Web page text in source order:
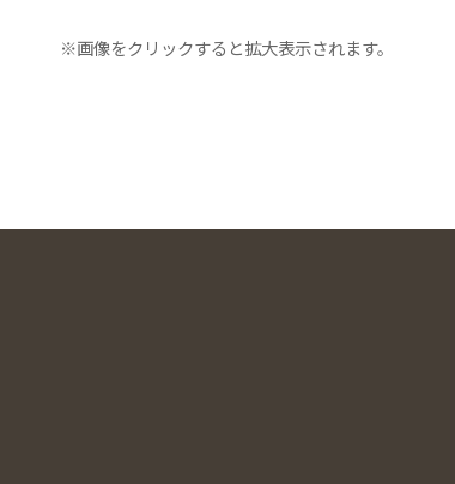
※画像をクリックすると拡大表示されます。